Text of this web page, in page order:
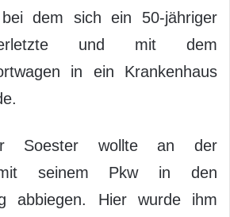
bei dem sich ein 50-jähriger
und mit dem
in ein Krankenhaus
Soester wollte an der
mit seinem Pkw in den
abbiegen. Hier wurde ihm